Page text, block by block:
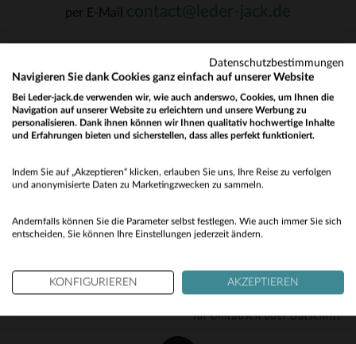
KOSTENLOSE LIEFERUNG
ab 150 €
KOSTENLOSE 90-TAGE-
RÜCKGABE
für Umtausch oder Gutschrift
per E-Mail
UNSERE VERTRAUENSWÜRDIGEN PARTNER
No
Datenschutzbestimmungen
Navigieren Sie dank Cookies ganz einfach auf unserer Website
Bei Leder-jack.de verwenden wir, wie auch anderswo, Cookies, um Ihnen die
Navigation auf unserer Website zu erleichtern und unsere Werbung zu
personalisieren. Dank ihnen können wir Ihnen qualitativ hochwertige Inhalte
und Erfahrungen bieten und sicherstellen, dass alles perfekt funktioniert.
Indem Sie auf „Akzeptieren“ klicken, erlauben Sie uns, Ihre Reise zu verfolgen
und anonymisierte Daten zu Marketingzwecken zu sammeln.
Andernfalls können Sie die Parameter selbst festlegen. Wie auch immer Sie sich
entscheiden, Sie können Ihre Einstellungen jederzeit ändern.
KONFIGURIEREN AKZEPTIEREN